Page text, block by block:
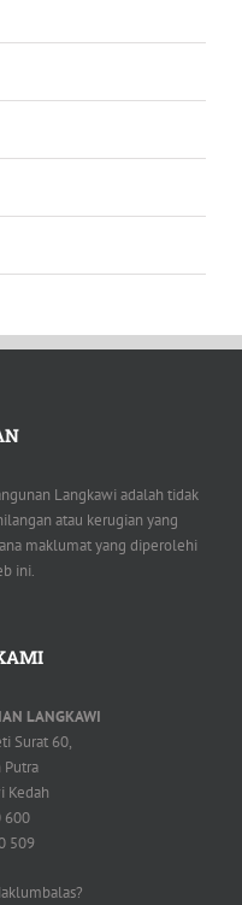
Langkawi adalah tidak
atau kerugian yang
maklumat yang diperolehi
ini.
LANGKAWI
Surat 60,
Putra
Kedah
600
509